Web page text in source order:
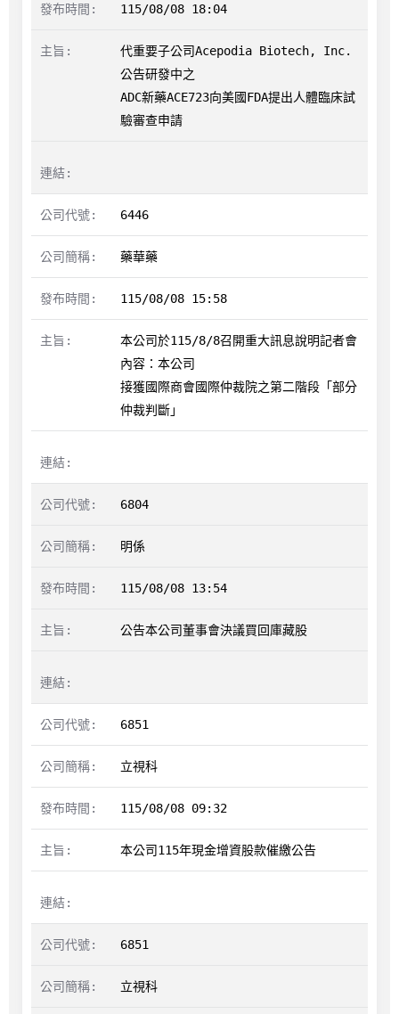
115/08/08 18:04
代重要子公司Acepodia Biotech, Inc.
公告研發中之
ADC新藥ACE723向美國FDA提出人體臨床試
驗審查申請
6446
藥華藥
115/08/08 15:58
本公司於115/8/8召開重大訊息說明記者會
內容：本公司
接獲國際商會國際仲裁院之第二階段「部分
仲裁判斷」
6804
明係
115/08/08 13:54
公告本公司董事會決議買回庫藏股
6851
立視科
115/08/08 09:32
本公司115年現金增資股款催繳公告
6851
立視科